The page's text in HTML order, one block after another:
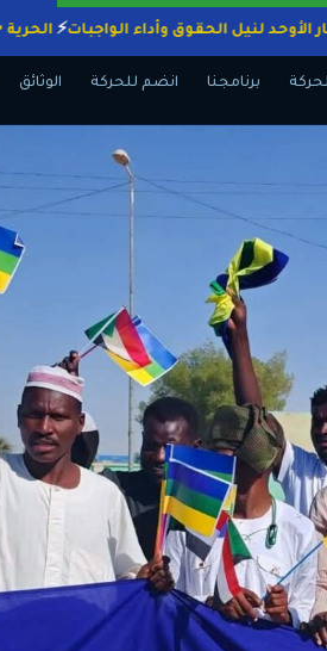
الأوحد لنيل الحقوق وأداء الواجبات
برنامجنا انضم للحركة الوثائق